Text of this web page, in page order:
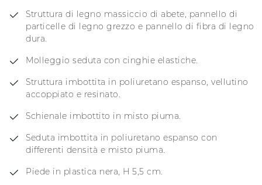
Struttura di legno massiccio di abete, pannello di
particelle di legno grezzo e pannello di fibra di legno
dura.
Molleggio seduta con cinghie elastiche.
Struttura imbottita in poliuretano espanso, vellutino
accoppiato e resinato.
Schienale imbottito in misto piuma.
Seduta imbottita in poliuretano espanso con
differenti densità e misto piuma.
Piede in plastica nera, H 5,5 cm.